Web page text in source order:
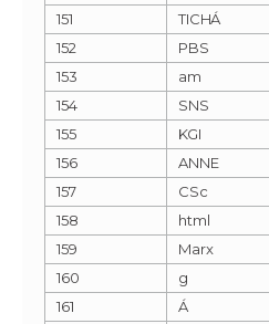
151
TICHÁ
152
PBS
153
am
154
SNS
155
KGI
156
ANNE
157
CSc
158
html
159
Marx
160
g
161
Á